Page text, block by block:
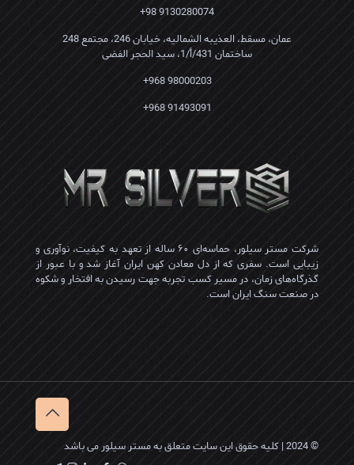
9130280074 98+
عمان، مسقط، العذیبه الشمالیه، خیابان 246، مجتمع 248
ساختمان 431/أ/1، سید الحجر الفضی
98000203 968+
91493091 968+
شرکت مستر سیلور، حماسه‌ای ۶۰ ساله از تعهد به کیفیت، نوآوری و
زیبایی است. سفری که از دل معادن کهن ایران آغاز شد و با عبور از
گذرگاه‌های زمان، در مسیر کسب تجربه جهت رسیدن به افتخار و شکوه
در صنعت سنگ ایران است.
© 2024 | کلیه حقوق این سایت متعلق به مستر سیلور می باشد